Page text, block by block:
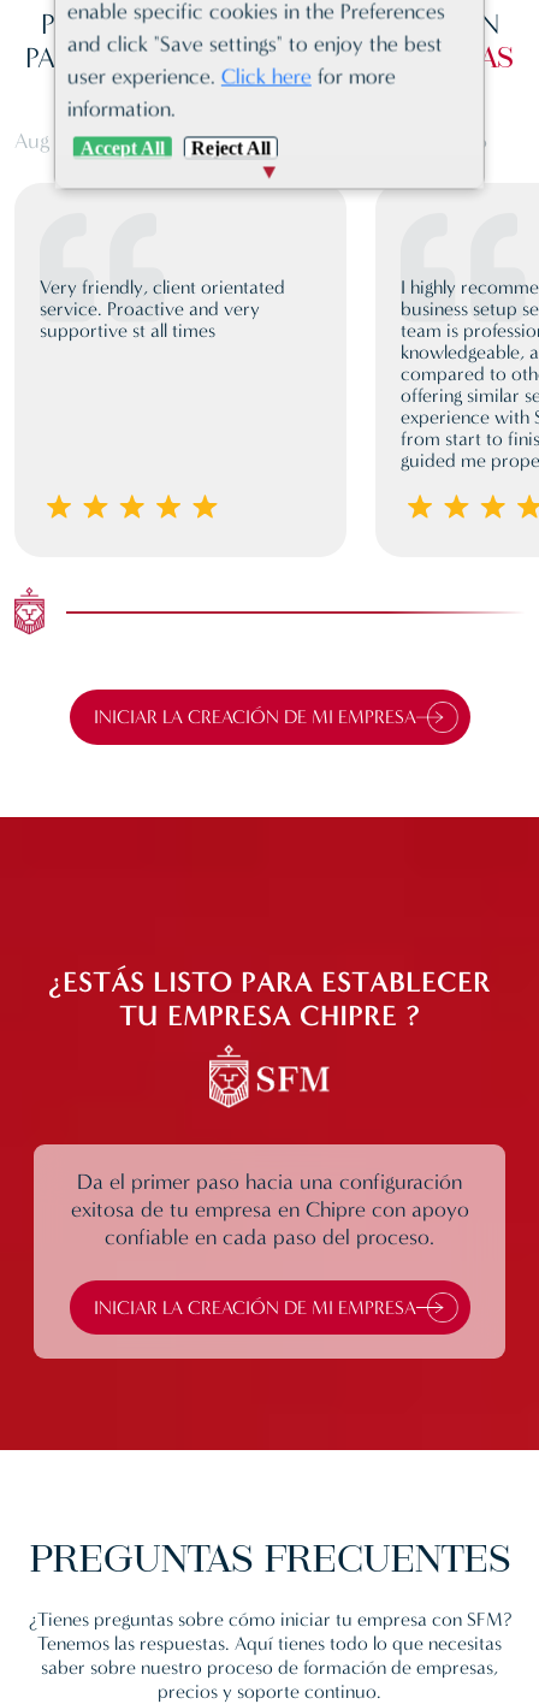
POR QUÉ LAS EMPRESAS NOS ELIJEN
PARA LA FORMACIÓN DE EMPRESAS
Aug 03, 2026
Very friendly, client orientated
service. Proactive and very
supportive st all times
Jun 19, 2026
I highly
business setup
team is
knowledgeable,
compared to
offering similar
experience with
from start to
guided me
INICIAR LA CREACIÓN DE MI EMPRESA
¿ESTÁS LISTO PARA ESTABLECER
TU EMPRESA CHIPRE ?
Da el primer paso hacia una configuración
exitosa de tu empresa en Chipre con apoyo
confiable en cada paso del proceso.
INICIAR LA CREACIÓN DE MI EMPRESA
PREGUNTAS FRECUENTES
¿Tienes preguntas sobre cómo iniciar tu empresa con SFM?
Tenemos las respuestas. Aquí tienes todo lo que necesitas
saber sobre nuestro proceso de formación de empresas,
precios y soporte continuo.
enable specific cookies in the Preferences
and click "Save settings" to enjoy the best
user experience. Click herefor more
information.
Accept All Reject All